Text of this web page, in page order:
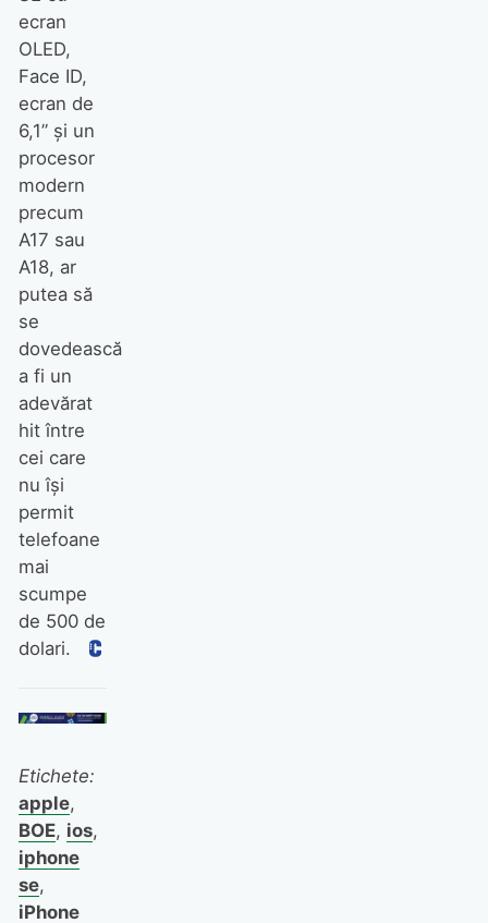
ecran
OLED,
Face ID,
ecran de
6,1” și un
procesor
modern
precum
A17 sau
A18, ar
putea să
se
dovedească
a fi un
adevărat
hit între
cei care
nu își
permit
telefoane
mai
scumpe
de 500 de
dolari.
Etichete:
apple,
BOE, ios,
iphone
se,
iPhone